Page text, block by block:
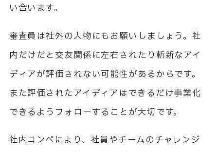
い合います。
審査員は社外の人物にもお願いしましょう。社
内だけだと交友関係に左右されたり斬新なアイ
ディアが評価されない可能性があるからです。
また評価されたアイディアはできるだけ事業化
できるようフォローすることが大切です。
社内コンペにより、社員やチームのチャレンジ